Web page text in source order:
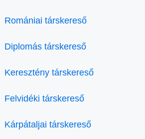
Romániai társkereső
Diplomás társkereső
Keresztény társkereső
Felvidéki társkereső
Kárpátaljai társkereső